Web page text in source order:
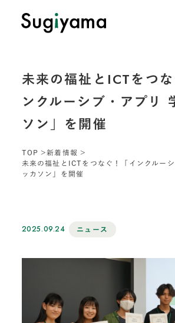
未来の福祉とICTをつ
ンクルーシブ・アプリ
ソン」を開催
TOP
新着情報
未来の福祉とICTをつなぐ！「インクルー
ッカソン」を開催
2025.09.24 ニュース